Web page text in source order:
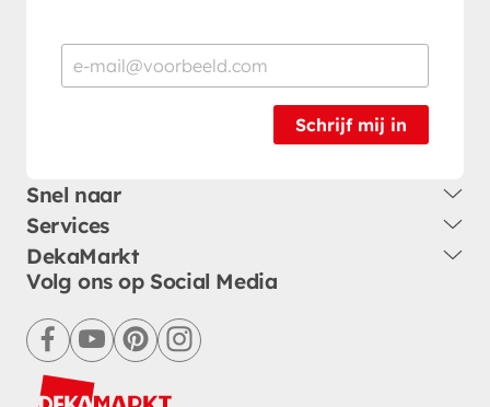
Schrijf mij in
Snel naar
Services
DekaMarkt
Volg ons op Social Media
facebookyoutubepinterestinstagram